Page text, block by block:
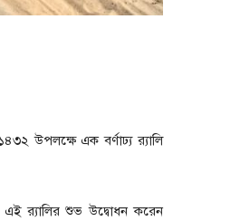
উপলক্ষে এক বর্ণাঢ্য র‍্যালি
এই র‍্যালির শুভ উদ্বোধন করেন